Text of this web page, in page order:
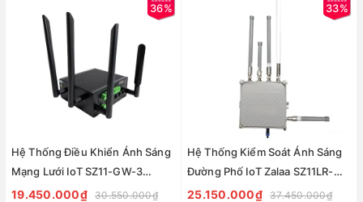
36%
Hệ Thống Điều Khiển Ánh Sáng
Mạng Lưới IoT SZ11-GW-3
ZALAA ZigBee Gateway Cho
19.450.000₫ 30.550.000₫
33%
Hệ Thống Kiểm Soát Ánh Sáng
Đường Phố IoT Zalaa SZ11LR-
GW-2 Lorawan gateway
25.150.000₫ 37.450.000₫